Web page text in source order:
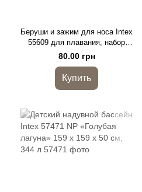
Беруши и зажим для носа Intex
55609 для плавания, набор
для бассейна в футляре
80.00 грн
Купить